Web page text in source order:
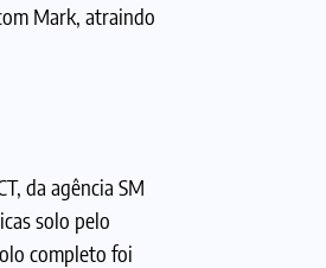
Mark, atraindo
da agência SM
solo pelo
completo foi